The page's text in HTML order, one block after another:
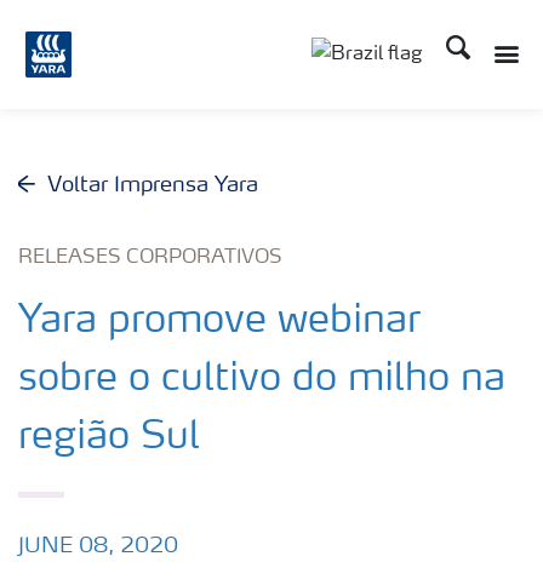
Busca
Voltar Imprensa Yara
RELEASES CORPORATIVOS
Yara promove webinar
sobre o cultivo do milho na
região Sul
JUNE 08, 2020